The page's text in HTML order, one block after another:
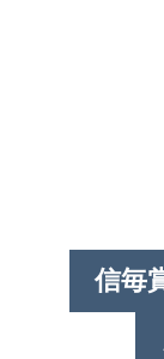
信毎